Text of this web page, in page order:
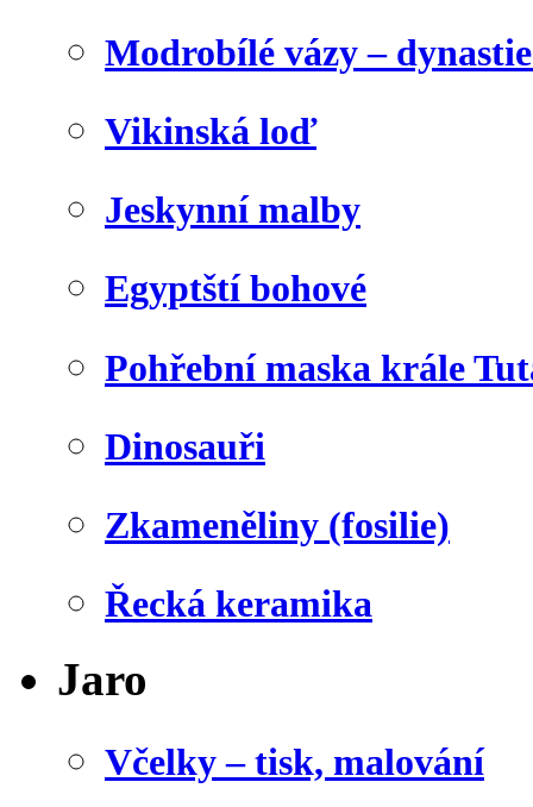
Modrobílé vázy –
Vikinská loď
Jeskynní malby
Egyptští bohové
Pohřební maska krále
Dinosauři
Zkameněliny (fosilie)
Řecká keramika
Jaro
Včelky – tisk, malování